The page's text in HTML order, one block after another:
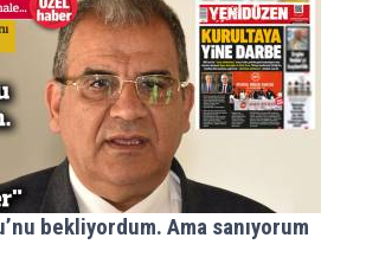
bekliyordum. Ama sanıyorum